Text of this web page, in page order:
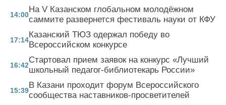
14:00
На V Казанском глобальном молодёжном
саммите развернется фестиваль науки от КФУ
17:14
Казанский ТЮЗ одержал победу во
Всероссийском конкурсе
16:42
Стартовал прием заявок на конкурс «Лучший
школьный педагог-библиотекарь России»
15:39
В Казани проходит форум Всероссийского
сообщества наставников-просветителей